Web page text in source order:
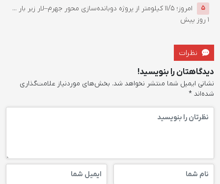
5
امروز؛ ۱۱/۵ کیلومتر از پروژه دوبانده‌سازی محور جهرم–لار زیر بار ...
1 روز پیش
نظرات
دیدگاهتان را بنویسید!
نشانی ایمیل شما منتشر نخواهد شد. بخش‌های موردنیاز علامت‌گذاری
شده‌اند *